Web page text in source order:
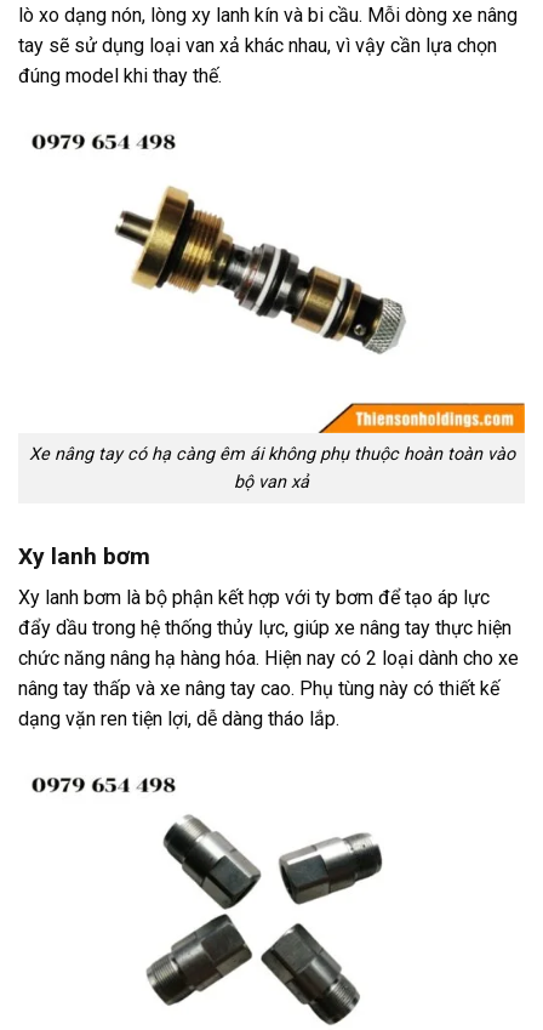
lò xo dạng nón, lòng xy lanh kín và bi cầu. Mỗi dòng xe nâng
tay sẽ sử dụng loại van xả khác nhau, vì vậy cần lựa chọn
đúng model khi thay thế.
Xe nâng tay có hạ càng êm ái không phụ thuộc hoàn toàn vào
bộ van xả
Xy lanh bơm
Xy lanh bơm là bộ phận kết hợp với ty bơm để tạo áp lực
đẩy dầu trong hệ thống thủy lực, giúp xe nâng tay thực hiện
chức năng nâng hạ hàng hóa. Hiện nay có 2 loại dành cho xe
nâng tay thấp và xe nâng tay cao. Phụ tùng này có thiết kế
dạng vặn ren tiện lợi, dễ dàng tháo lắp.